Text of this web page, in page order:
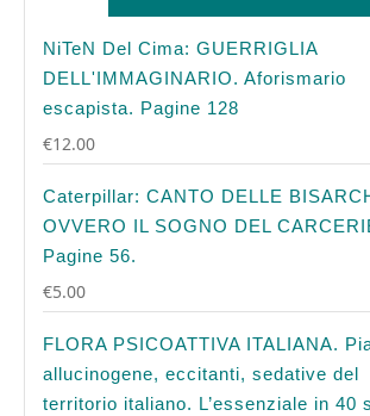
NiTeN Del Cima: GUERRIGLIA
DELL'IMMAGINARIO. Aforismario
escapista. Pagine 128
€12.00
Caterpillar: CANTO DELLE
OVVERO IL SOGNO DEL
Pagine 56.
€5.00
FLORA PSICOATTIVA ITALIANA.
allucinogene, eccitanti, sedative del
territorio italiano. L’essenziale in 40